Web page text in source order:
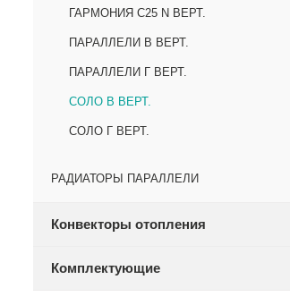
ГАРМОНИЯ С25 N ВЕРТ.
ПАРАЛЛЕЛИ В ВЕРТ.
ПАРАЛЛЕЛИ Г ВЕРТ.
СОЛО В ВЕРТ.
СОЛО Г ВЕРТ.
РАДИАТОРЫ ПАРАЛЛЕЛИ
Конвекторы отопления
Комплектующие